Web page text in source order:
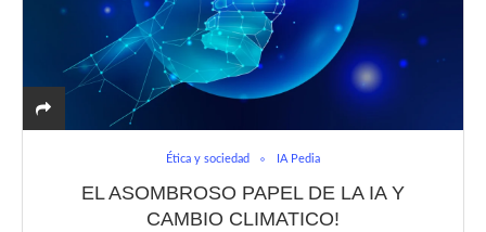
Ética y sociedad IA Pedia
EL ASOMBROSO PAPEL DE LA IA Y
CAMBIO CLIMATICO!